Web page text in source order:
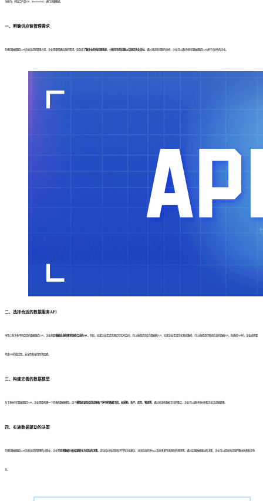
与技巧，并结合产品FDL（finedatalink）进行详细阐述。
一、明确供应链管理需求
在使用数据服务API优化供应链管理之前，企业需要明确自身的需求。这包括了解企业的供应链现状、分析存在的问题以及制定优化目标 。通过对这些问题的分析，企业可以更好地利用数据服务API进行针对性的优化。
二、选择合适的数据服务API
市场上有许多不同类型的数据服务API，企业需要根据自身的需求选择合适的API 。例如，如果企业希望实现库存实时监控，可以选择提供库存数据的API；如果企业希望优化物流路径，可以选择提供物流信息的数据API。在选择API时，企业还需要
考虑API的稳定性、安全性和易用性等因素。
三、构建完善的数据模型
为了充分利用数据服务API，企业需要构建一个完善的数据模型。这个模型应该包括供应链各个环节的数据字段，如采购、生产、库存、物流等。通过对这些数据字段的整合，企业可以更好地分析和优化供应链管理。
四、实施数据驱动的决策
在使用数据服务API优化供应链管理的过程中，企业需要将数据分析结果转化为实际的决策。这包括对供应链各环节的优化建议、对供应商的评价以及对未来市场趋势的预测等。通过实施数据驱动的决策，企业可以提高供应链的整体效率和竞争
力。